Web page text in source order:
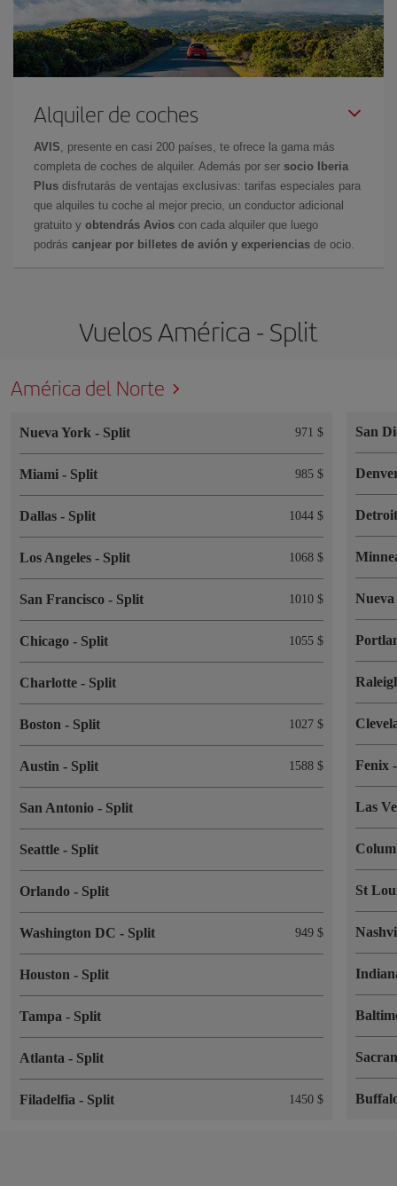
Alquiler de coches
AVIS , presente en casi 200 países, te ofrece la gama más
completa de coches de alquiler. Además por ser socio Iberia
Plus disfrutarás de ventajas exclusivas: tarifas especiales para
que alquiles tu coche al mejor precio, un conductor adicional
gratuito y obtendrás Avios con cada alquiler que luego
podrás canjear por billetes de avión y experiencias de ocio.
Vuelos América - Split
América del Norte
Nueva York - Split 971 $
Miami - Split 985 $
Dallas - Split 1044 $
Los Angeles - Split 1068 $
San Francisco - Split 1010 $
Chicago - Split 1055 $
Charlotte - Split
Boston - Split 1027 $
Austin - Split 1588 $
San Antonio - Split
Seattle - Split
Orlando - Split
Washington DC - Split 949 $
Houston - Split
Tampa - Split
Atlanta - Split
Filadelfia - Split 1450 $
San
Fenix
Las
St